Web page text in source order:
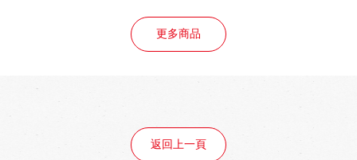
更多商品
返回上一頁